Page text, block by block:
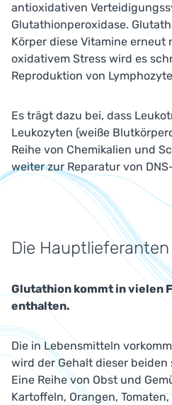
antioxidativen
Glutathionperoxidase.
Körper diese Vitamine
oxidativem Stress wird es
Reproduktion von
Es trägt dazu bei, dass
Leukozyten (weiße
Reihe von Chemikalien und
weiter zur Reparatur von
Die
Glutathion kommt in vielen
enthalten.
Die in Lebensmitteln
wird der Gehalt dieser
Eine Reihe von Obst und
Kartoffeln, Orangen,